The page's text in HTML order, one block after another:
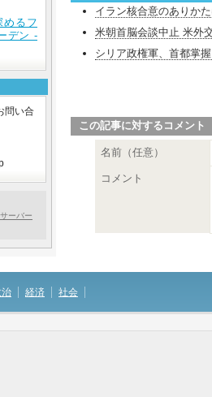
イラン核合意のありか
米朝首脳会談中止 米外
シリア政権軍、首都掌
この記事に対するコメント
名前（任意）
コメント
めるフ
デン -
問い合
ーバー
経済 社会